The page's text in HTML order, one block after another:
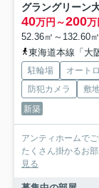
40万円～200万
52.36㎡～132.60
東海道本線「大
駐輪場 オート
防犯カメラ
敷
新築
アンティホームで
たくさん掛かるお
見る